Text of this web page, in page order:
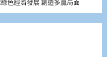
色經濟發展 創造多贏局面